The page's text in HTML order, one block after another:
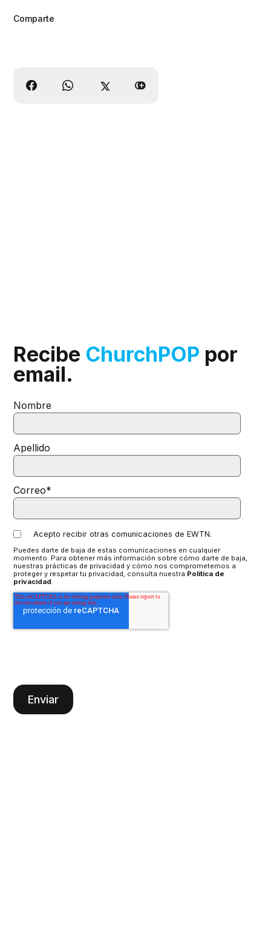
Comparte
Recibe ChurchPOP por
email.
Nombre
Apellido
Correo*
Acepto recibir otras comunicaciones de EWTN.
Puedes darte de baja de estas comunicaciones en cualquier
momento. Para obtener más información sobre cómo darte de baja,
nuestras prácticas de privacidad y cómo nos comprometemos a
proteger y respetar tu privacidad, consulta nuestra Política de
privacidad